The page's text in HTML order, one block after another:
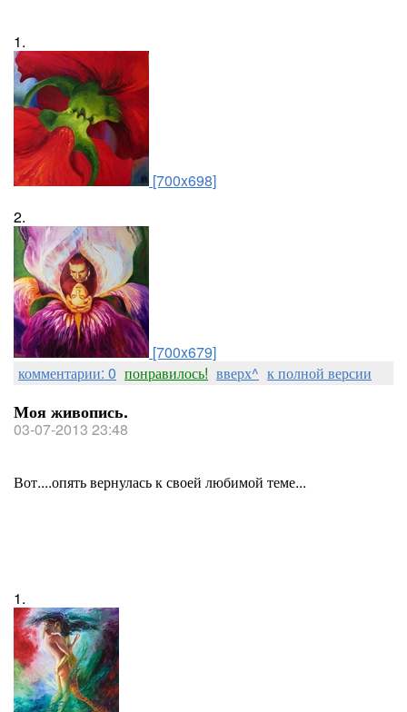
1.
[700x698]
2.
[700x679]
комментарии: 0 понравилось! вверх^ к полной версии
Моя живопись.
03-07-2013 23:48
Вот....опять вернулась к своей любимой теме...
1.